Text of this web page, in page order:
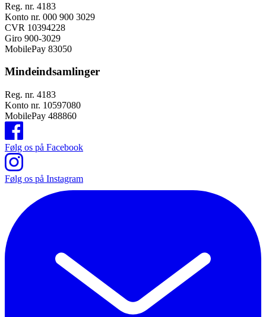
Reg. nr. 4183
Konto nr. 000 900 3029
CVR 10394228
Giro 900-3029
MobilePay 83050
Mindeindsamlinger
Reg. nr. 4183
Konto nr. 10597080
MobilePay 488860
Følg os på Facebook
Følg os på Instagram